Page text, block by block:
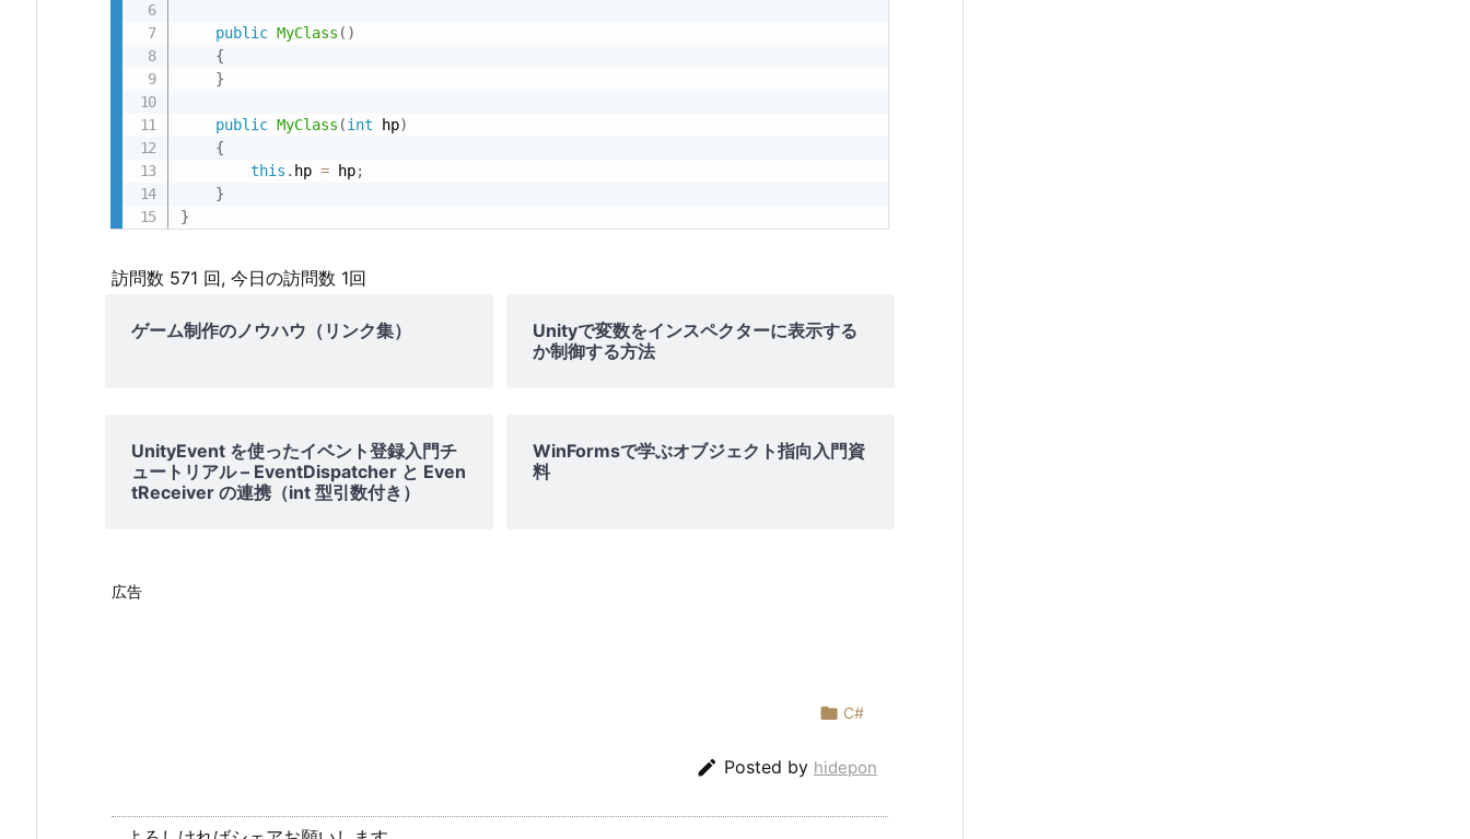
public MyClass ( )
{
}
public MyClass (int hp)
{
this . hp = hp;
}
}
訪問数 571 回, 今日の訪問数 1回
ゲーム制作のノウハウ（リンク集）
Unityで変数をインスペクターに表示する
か制御する方法
UnityEvent を使ったイベント登録入門チ
ュートリアル – EventDispatcher と Even
tReceiver の連携（int 型引数付き）
WinFormsで学ぶオブジェクト指向入門資
料
広告
 C#
 Posted by hidepon